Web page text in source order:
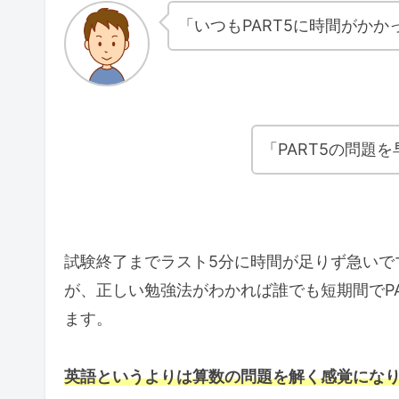
「いつもPART5に時間がか
「PART5の問題
試験終了までラスト5分に時間が足りず急い
が、正しい勉強法がわかれば誰でも短期間で
ます。
英語というよりは算数の問題を解く感覚にな